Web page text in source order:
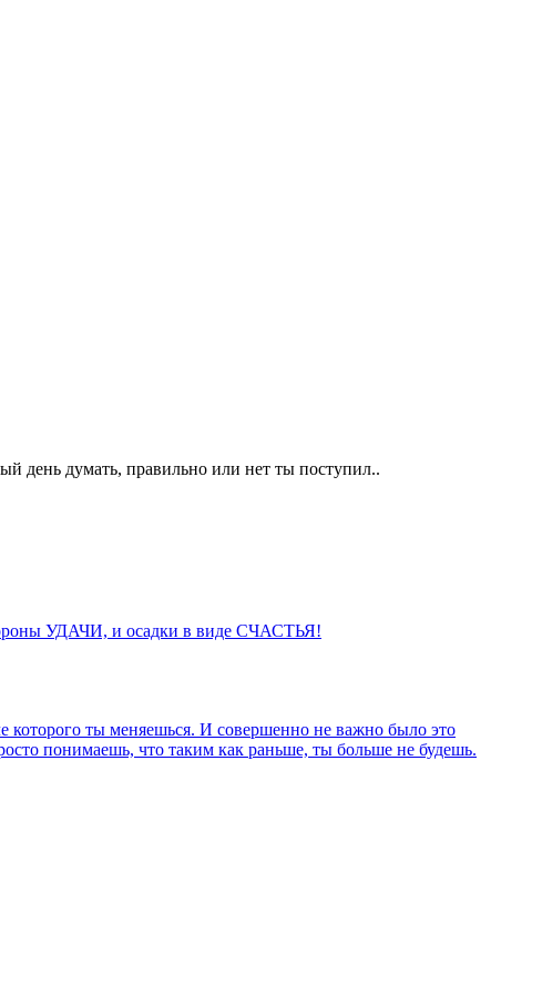
день думать, правильно или нет ты поступил..
УДАЧИ, и осадки в виде СЧАСТЬЯ!
которого ты меняешься. И совершенно не важно было это
понимаешь, что таким как раньше, ты больше не будешь.